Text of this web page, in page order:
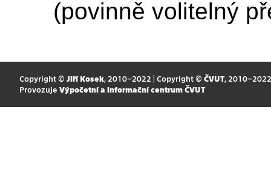
(povinně volitelný
Copyright © Jiří Kosek, 2010–2022 | Copyright © ČVUT, 2010–2022
Provozuje Výpočetní a informační centrum ČVUT